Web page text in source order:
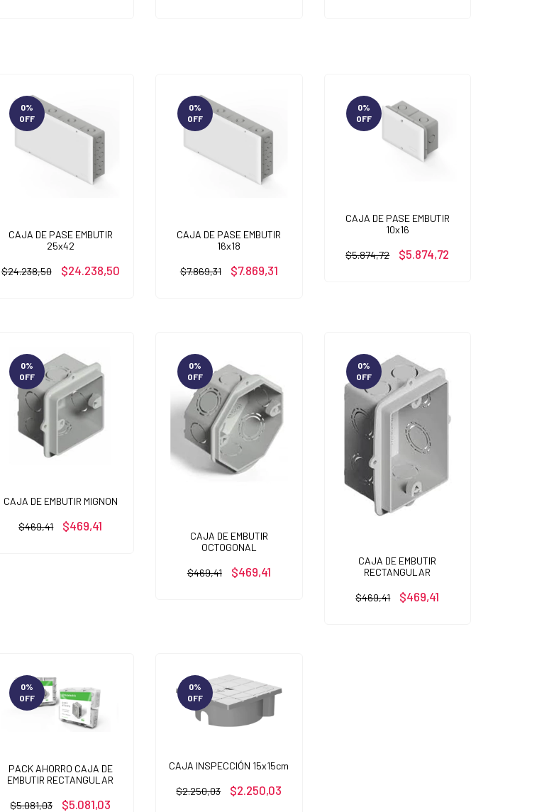
0%
OFF
CAJA DE PASE EMBUTIR
25x42
$24.238,50 $24.238,50
0%
OFF
CAJA DE PASE EMBUTIR
16x18
$7.869,31 $7.869,31
0%
OFF
CAJA DE PASE EMBUTIR
10x16
$5.874,72 $5.874,72
0%
OFF
CAJA DE EMBUTIR MIGNON
$469,41 $469,41
0%
OFF
CAJA DE EMBUTIR
OCTOGONAL
$469,41 $469,41
0%
OFF
CAJA DE EMBUTIR
RECTANGULAR
$469,41 $469,41
0%
OFF
PACK AHORRO CAJA DE
EMBUTIR RECTANGULAR
$5.081,03 $5.081,03
0%
OFF
CAJA INSPECCIÓN 15x15cm
$2.250,03 $2.250,03